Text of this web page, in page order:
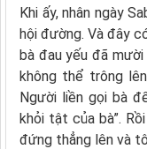
Khi ấy, nhân ngày
hội đường. Và đây
bà đau yếu đã
không thể trông
Người liền gọi bà
khỏi tật của bà”.
đứng thẳng lên và